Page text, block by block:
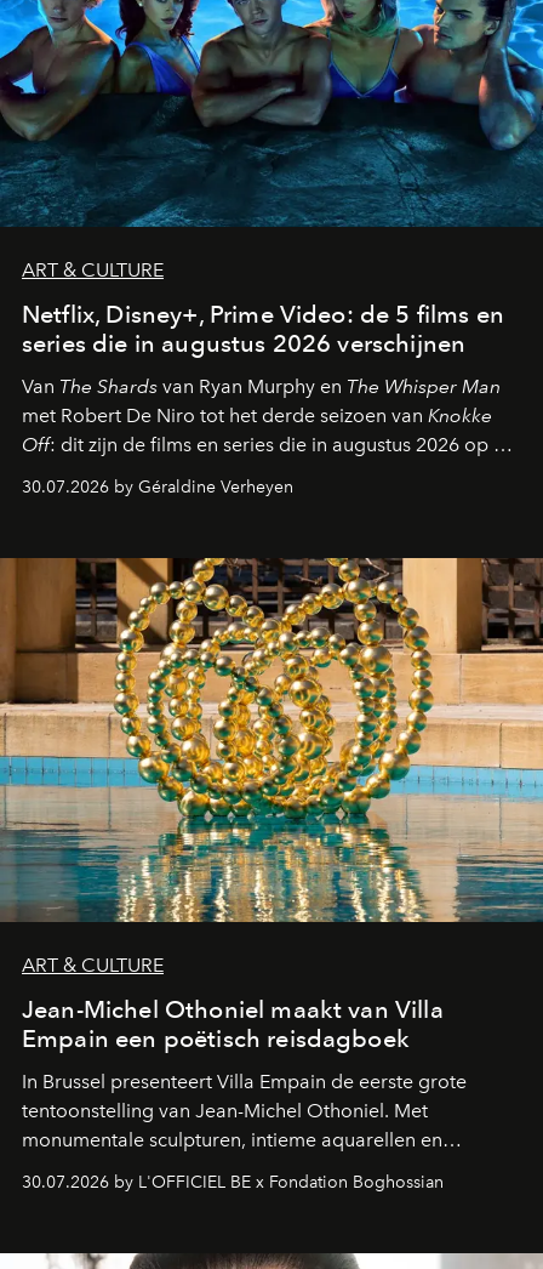
ART & CULTURE
Netflix, Disney+, Prime Video: de 5 films en
series die in augustus 2026 verschijnen
Van The Shards van Ryan Murphy en The Whisper Man
met Robert De Niro tot het derde seizoen van Knokke
Off: dit zijn de films en series die in augustus 2026 op de
30.07.2026 by Géraldine Verheyen
ART & CULTURE
Jean-Michel Othoniel maakt van Villa
Empain een poëtisch reisdagboek
In Brussel presenteert Villa Empain de eerste grote
tentoonstelling van Jean-Michel Othoniel. Met
monumentale sculpturen, intieme aquarellen en
een emotionele reis waarin elk werk de herinnering
moment van verwondering.
30.07.2026 by L'OFFICIEL BE x Fondation Boghossian